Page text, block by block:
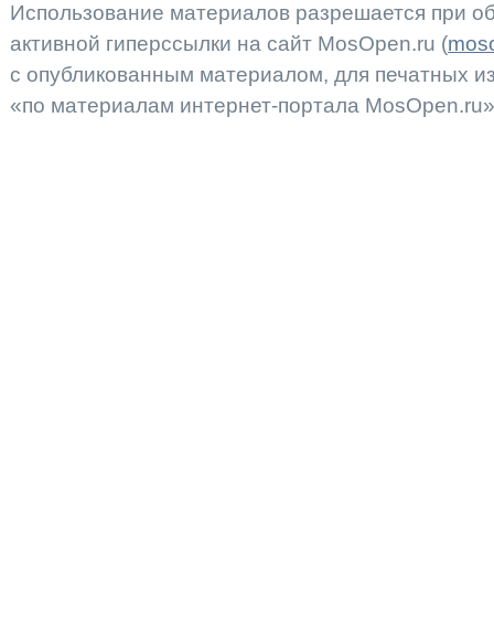
Использование материалов разрешается при
активной гиперссылки на сайт MosOpen.ru (
с опубликованным материалом, для печатных
«по материалам интернет-портала